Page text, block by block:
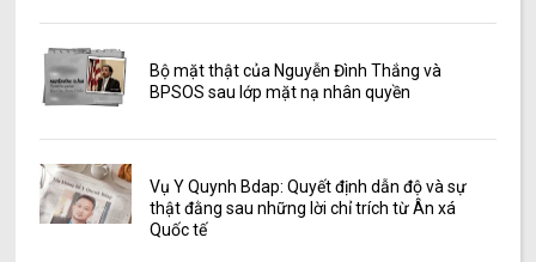
Bộ mặt thật của Nguyễn Đình Thắng và
BPSOS sau lớp mặt nạ nhân quyền
Vụ Y Quynh Bdap: Quyết định dẫn độ và sự
thật đằng sau những lời chỉ trích từ Ân xá
Quốc tế